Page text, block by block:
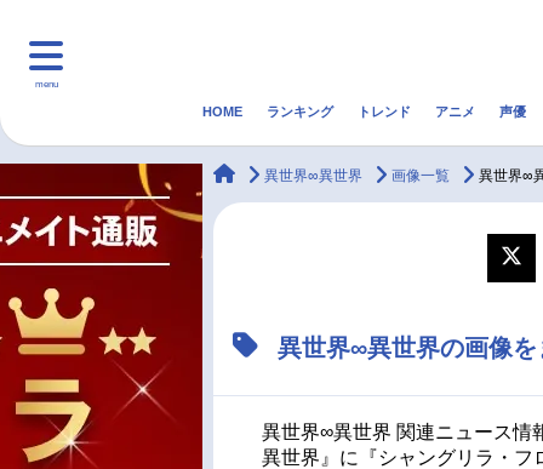
menu
マンガ・ラノベ 音楽
アニメ記事一覧
声優記事一覧
HOME ランキング トレンド アニメ 声優
animateTimes
異世界∞異世界 画像一覧 異世界∞
異世界∞異世界の画像
異世界∞異世界 関連ニュース情
異世界』に『シャングリラ・フ